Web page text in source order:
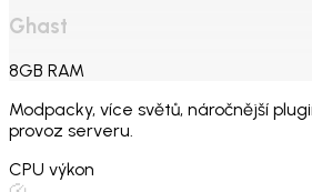
Ghast
8GB RAM
Modpacky, více světů, náročnější
provoz serveru.
CPU výkon